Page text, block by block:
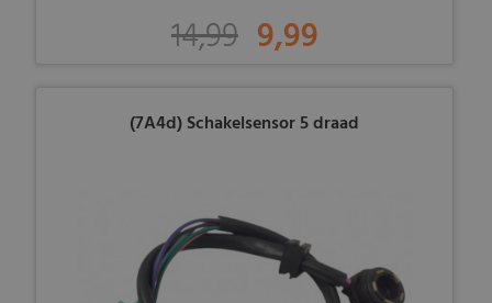
14,99 9,99
(7A4d) Schakelsensor 5 draad